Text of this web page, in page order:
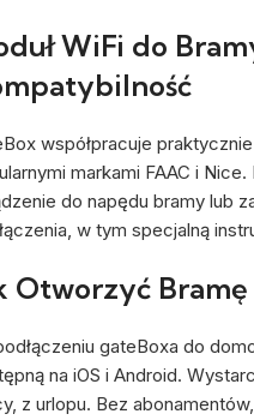
WiFi do
współpracuje
markami FAAC i
do napędu bramy lub
w tym specjalną
Otworzyć
gateBoxa do
na iOS i Android.
z urlopu. Bez